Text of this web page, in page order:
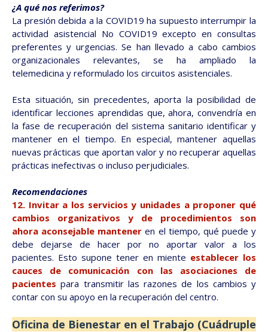
¿A qué nos referimos?
La presión debida a la COVID19 ha supuesto interrumpir la
actividad asistencial No COVID19 excepto en consultas
preferentes y urgencias. Se han llevado a cabo cambios
organizacionales relevantes, se ha ampliado la
telemedicina y reformulado los circuitos asistenciales.
Esta situación, sin precedentes, aporta la posibilidad de
identificar lecciones aprendidas que, ahora, convendría en
la fase de recuperación del sistema sanitario identificar y
mantener en el tiempo. En especial, mantener aquellas
nuevas prácticas que aportan valor y no recuperar aquellas
prácticas inefectivas o incluso perjudiciales.
Recomendaciones
12. Invitar a los servicios y unidades a proponer qué
cambios organizativos y de procedimientos son
ahora aconsejable mantener en el tiempo, qué puede y
debe dejarse de hacer por no aportar valor a los
pacientes. Esto supone tener en miente establecer los
cauces de comunicación con las asociaciones de
pacientes para transmitir las razones de los cambios y
contar con su apoyo en la recuperación del centro.
Oficina de Bienestar en el Trabajo (Cuádruple